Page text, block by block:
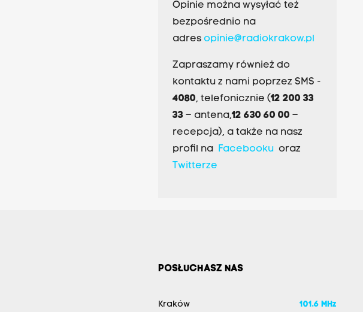
Opinie można wysyłać też
bezpośrednio na
adres opinie@radiokrakow.pl
Zapraszamy również do
kontaktu z nami poprzez SMS -
4080, telefonicznie (12 200 33
33– antena,12 630 60 00 –
recepcja), a także na nasz
profil na Facebookuoraz
Twitterze
POSŁUCHASZ NAS
Kraków 101.6 MHz